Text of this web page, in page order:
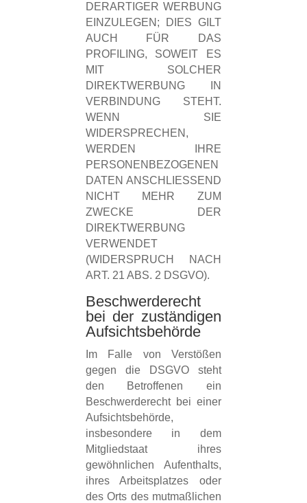
DERARTIGER WERBUNG
EINZULEGEN; DIES GILT
AUCH FÜR DAS
PROFILING, SOWEIT ES
MIT SOLCHER
DIREKTWERBUNG IN
VERBINDUNG STEHT.
WENN SIE
WIDERSPRECHEN,
WERDEN IHRE
PERSONENBEZOGENEN
DATEN ANSCHLIESSEND
NICHT MEHR ZUM
ZWECKE DER
DIREKTWERBUNG
VERWENDET
(WIDERSPRUCH NACH
ART. 21 ABS. 2 DSGVO).
Beschwerde­recht
bei der zuständigen
Aufsichts­behörde
Im Falle von Verstößen
gegen die DSGVO steht
den Betroffenen ein
Beschwerderecht bei einer
Aufsichtsbehörde,
insbesondere in dem
Mitgliedstaat ihres
gewöhnlichen Aufenthalts,
ihres Arbeitsplatzes oder
des Orts des mutmaßlichen